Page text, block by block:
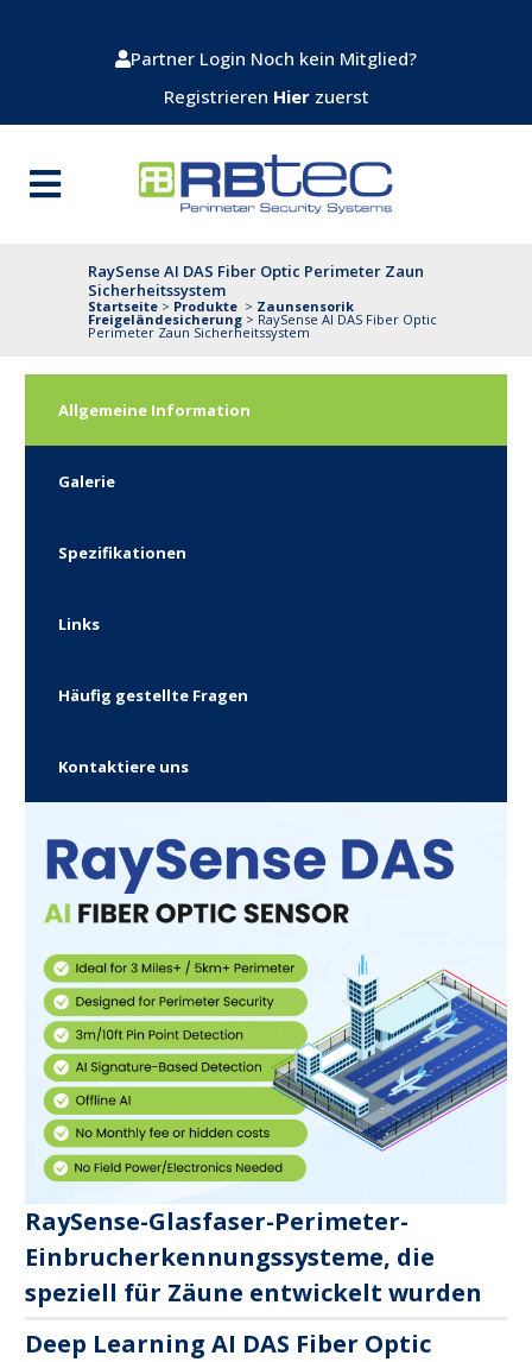
Partner Login Noch kein Mitglied?
Registrieren Hierzuerst
RaySense AI DAS Fiber Optic Perimeter Zaun
Sicherheitssystem
Startseite > Produkte > Zaunsensorik
Freigeländesicherung > RaySense AI DAS Fiber Optic
Perimeter Zaun Sicherheitssystem
Allgemeine Information
Galerie
Spezifikationen
Links
Häufig gestellte Fragen
Kontaktiere uns
RaySense-Glasfaser-Perimeter-
Einbrucherkennungssysteme, die
speziell für Zäune entwickelt wurden
Deep Learning AI DAS Fiber Optic